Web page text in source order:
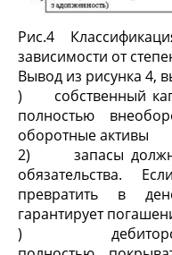
Рис.4
зависимости от
Вывод из рисунка 4,
) собственный
полностью
оборотные активы
2) запасы должны
обязательства.
превратить в
гарантирует
) дебиторская